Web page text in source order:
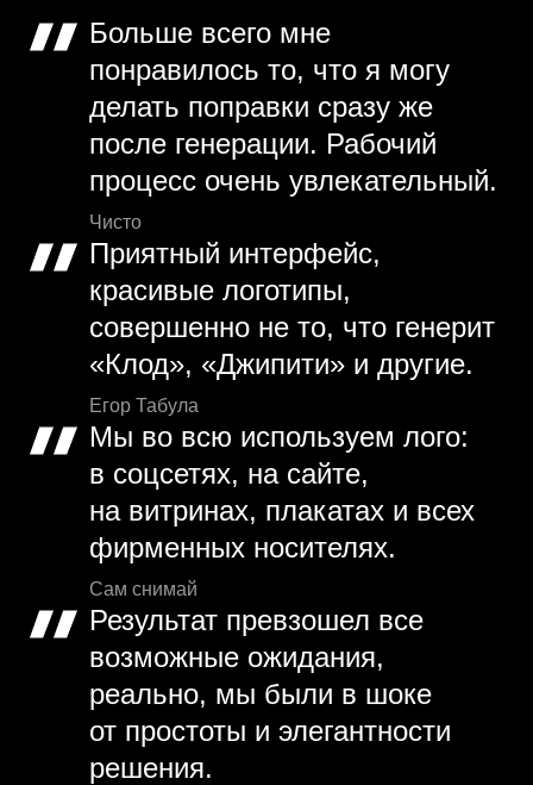
Больше всего мне
понравилось то, что я могу
делать поправки сразу же
после генерации. Рабочий
процесс очень увлекательный.
Чисто
Приятный интерфейс,
красивые логотипы,
совершенно не то, что генерит
«Клод», «Джипити» и другие.
Егор Табула
Мы во всю используем лого:
в соцсетях, на сайте,
на витринах, плакатах и всех
фирменных носителях.
Сам снимай
Результат превзошел все
возможные ожидания,
реально, мы были в шоке
от простоты и элегантности
решения.